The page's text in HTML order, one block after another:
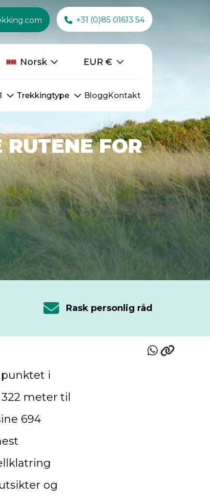
+31 (0)85 01613 54
Norsk EUR €
Trekkingtype BloggKontakt
FOR
Rask personlig råd
punktet i
meter til
694
og